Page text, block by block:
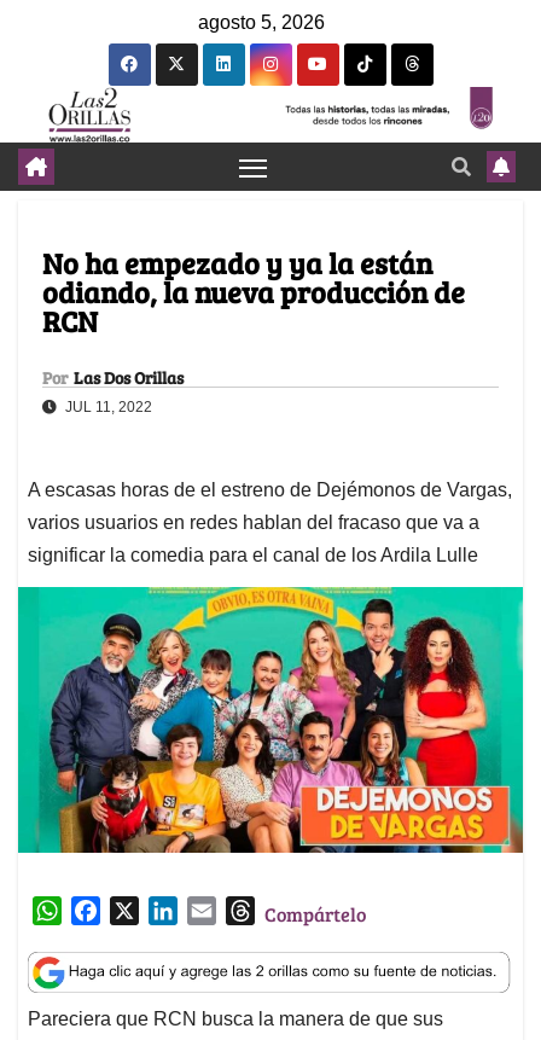
agosto 5, 2026
No ha empezado y ya la están
odiando, la nueva producción de
RCN
Por Las Dos Orillas
JUL 11, 2022
A escasas horas de el estreno de Dejémonos de Vargas,
varios usuarios en redes hablan del fracaso que va a
significar la comedia para el canal de los Ardila Lulle
W
a
t
s
c
e
b
n
k
e
a
i
l
T
r
e
a
Compártelo
Pareciera que RCN busca la manera de que sus